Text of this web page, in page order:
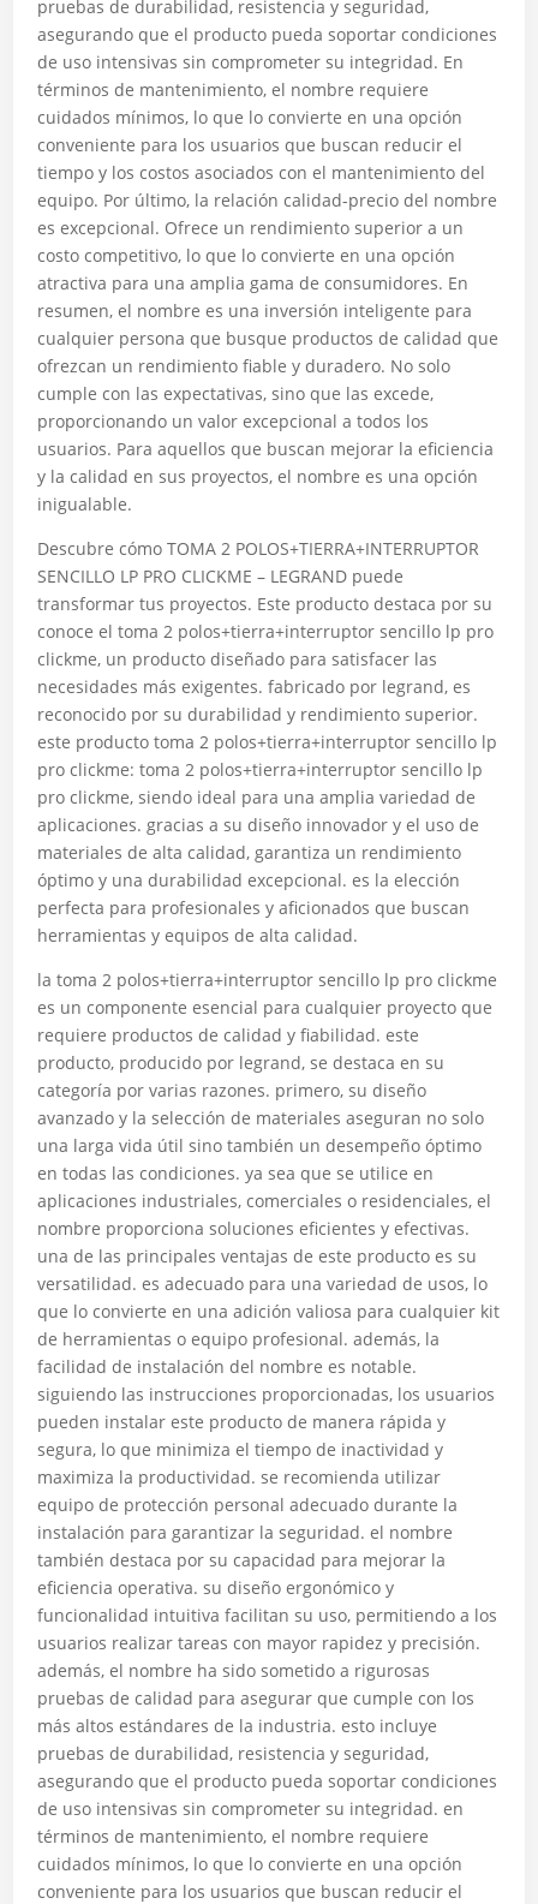
pruebas de durabilidad, resistencia y seguridad,
asegurando que el producto pueda soportar condiciones
de uso intensivas sin comprometer su integridad. En
términos de mantenimiento, el nombre requiere
cuidados mínimos, lo que lo convierte en una opción
conveniente para los usuarios que buscan reducir el
tiempo y los costos asociados con el mantenimiento del
equipo. Por último, la relación calidad-precio del nombre
es excepcional. Ofrece un rendimiento superior a un
costo competitivo, lo que lo convierte en una opción
atractiva para una amplia gama de consumidores. En
resumen, el nombre es una inversión inteligente para
cualquier persona que busque productos de calidad que
ofrezcan un rendimiento fiable y duradero. No solo
cumple con las expectativas, sino que las excede,
proporcionando un valor excepcional a todos los
usuarios. Para aquellos que buscan mejorar la eficiencia
y la calidad en sus proyectos, el nombre es una opción
inigualable.
Descubre cómo TOMA 2 POLOS+TIERRA+INTERRUPTOR
SENCILLO LP PRO CLICKME – LEGRAND puede
transformar tus proyectos. Este producto destaca por su
conoce el toma 2 polos+tierra+interruptor sencillo lp pro
clickme, un producto diseñado para satisfacer las
necesidades más exigentes. fabricado por legrand, es
reconocido por su durabilidad y rendimiento superior.
este producto toma 2 polos+tierra+interruptor sencillo lp
pro clickme: toma 2 polos+tierra+interruptor sencillo lp
pro clickme, siendo ideal para una amplia variedad de
aplicaciones. gracias a su diseño innovador y el uso de
materiales de alta calidad, garantiza un rendimiento
óptimo y una durabilidad excepcional. es la elección
perfecta para profesionales y aficionados que buscan
herramientas y equipos de alta calidad.
la toma 2 polos+tierra+interruptor sencillo lp pro clickme
es un componente esencial para cualquier proyecto que
requiere productos de calidad y fiabilidad. este
producto, producido por legrand, se destaca en su
categoría por varias razones. primero, su diseño
avanzado y la selección de materiales aseguran no solo
una larga vida útil sino también un desempeño óptimo
en todas las condiciones. ya sea que se utilice en
aplicaciones industriales, comerciales o residenciales, el
nombre proporciona soluciones eficientes y efectivas.
una de las principales ventajas de este producto es su
versatilidad. es adecuado para una variedad de usos, lo
que lo convierte en una adición valiosa para cualquier kit
de herramientas o equipo profesional. además, la
facilidad de instalación del nombre es notable.
siguiendo las instrucciones proporcionadas, los usuarios
pueden instalar este producto de manera rápida y
segura, lo que minimiza el tiempo de inactividad y
maximiza la productividad. se recomienda utilizar
equipo de protección personal adecuado durante la
instalación para garantizar la seguridad. el nombre
también destaca por su capacidad para mejorar la
eficiencia operativa. su diseño ergonómico y
funcionalidad intuitiva facilitan su uso, permitiendo a los
usuarios realizar tareas con mayor rapidez y precisión.
además, el nombre ha sido sometido a rigurosas
pruebas de calidad para asegurar que cumple con los
más altos estándares de la industria. esto incluye
pruebas de durabilidad, resistencia y seguridad,
asegurando que el producto pueda soportar condiciones
de uso intensivas sin comprometer su integridad. en
términos de mantenimiento, el nombre requiere
cuidados mínimos, lo que lo convierte en una opción
conveniente para los usuarios que buscan reducir el